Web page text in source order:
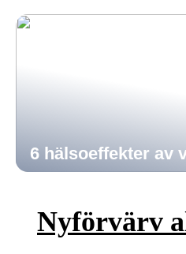
6 hälsoeffekter av
Nyförvärv